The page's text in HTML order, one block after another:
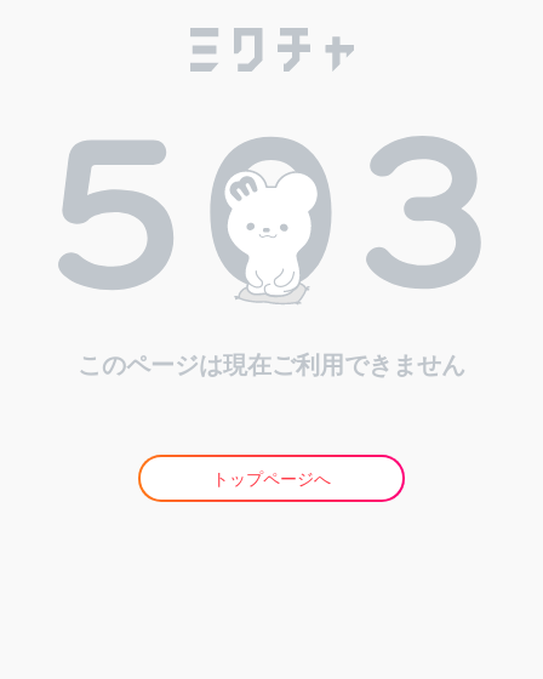
このページは現在ご利用できません